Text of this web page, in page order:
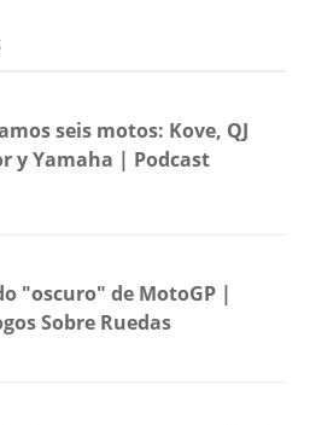
seis motos: Kove, QJ
y Yamaha | Podcast
"oscuro" de MotoGP |
Sobre Ruedas